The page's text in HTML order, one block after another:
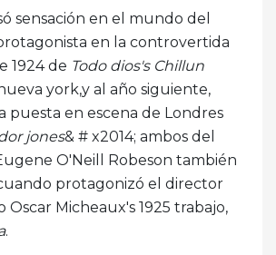
sensación en el mundo del
en la controvertida
1924 de Todo dios's Chillun
york,y al año siguiente,
puesta en escena de Londres
jones& # x2014; ambos del
O'Neill Robeson también
protagonizó el director
Oscar Micheaux's 1925 trabajo,
.